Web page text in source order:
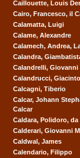
Caillouette, Louis
Cairo, Francesco, il
Calamatta, Luigi
Calame, Alexandre
Calamech, Andrea,
Calandra,
Calandrelli, Giovanni
Calandrucci, Giacinto
Calcagni, Tiberio
Calcar, Johann
Calcar
Caldara, Polidoro, da
Calderari, Giovanni
Caldwal, James
Calendario, Filippo